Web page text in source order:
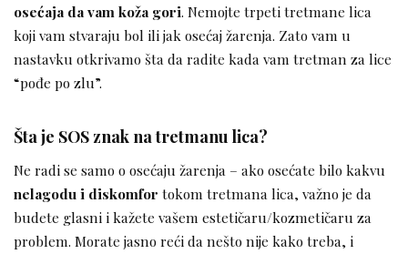
osećaja da vam koža gori. Nemojte trpeti tretmane lica
koji vam stvaraju bol ili jak osećaj žarenja. Zato vam u
nastavku otkrivamo šta da radite kada vam tretman za lice
“pođe po zlu”.
Šta je SOS znak na tretmanu lica?
Ne radi se samo o osećaju žarenja – ako osećate bilo kakvu
nelagodu i diskomfor tokom tretmana lica, važno je da
budete glasni i kažete vašem estetičaru/kozmetičaru za
problem. Morate jasno reći da nešto nije kako treba, i